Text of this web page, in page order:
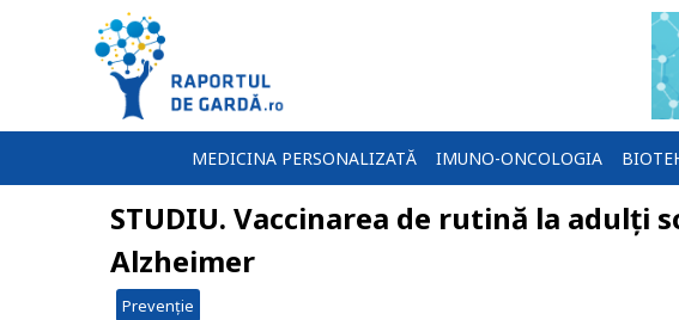
MEDICINA PERSONALIZATĂ IMUNO-ONCOLOGIA
STUDIU. Vaccinarea de rutină la adulți
Alzheimer
Prevenție